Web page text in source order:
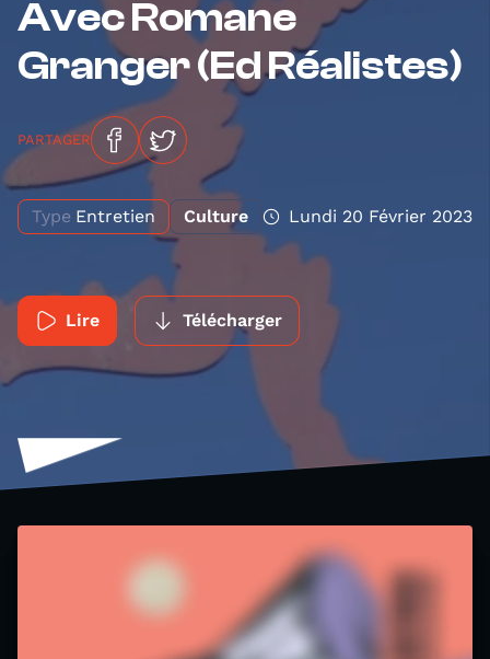
Avec Romane
Granger (Ed Réalistes)
PARTAGER
Type Entretien Culture Lundi 20 Février 2023
Lire Télécharger